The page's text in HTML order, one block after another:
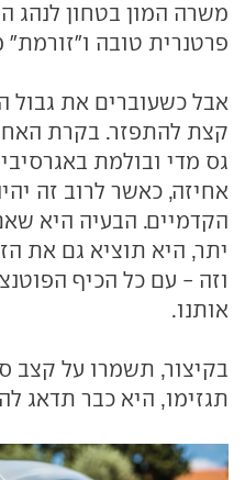
משרה המון בטחון לנהג
פרטנרית טובה ו"זורמת"
אבל כשעוברים את גבול
קצת להתפזר. בקרת
גס מדי ובולמת
אחיזה, כאשר לרוב זה
הקדמיים. הבעיה היא
יתר, היא תוציא גם את
וזה - עם כל הכיף
אותנו.
בקיצור, תשמרו על קצב
תגזימו, היא כבר תדאג